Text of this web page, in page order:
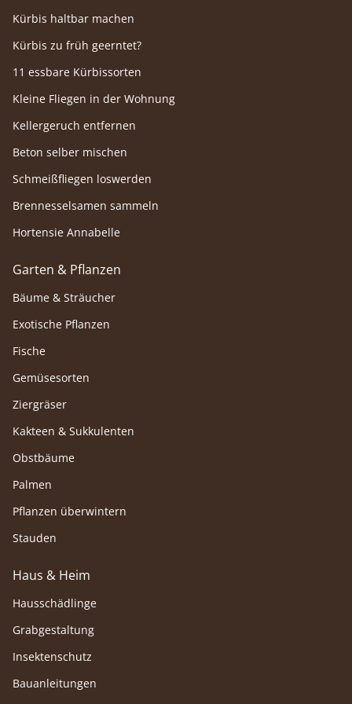
Kürbis haltbar machen
Kürbis zu früh geerntet?
11 essbare Kürbissorten
Kleine Fliegen in der Wohnung
Kellergeruch entfernen
Beton selber mischen
Schmeißfliegen loswerden
Brennesselsamen sammeln
Hortensie Annabelle
Garten & Pflanzen
Bäume & Sträucher
Exotische Pflanzen
Fische
Gemüsesorten
Ziergräser
Kakteen & Sukkulenten
Obstbäume
Palmen
Pflanzen überwintern
Stauden
Haus & Heim
Hausschädlinge
Grabgestaltung
Insektenschutz
Bauanleitungen